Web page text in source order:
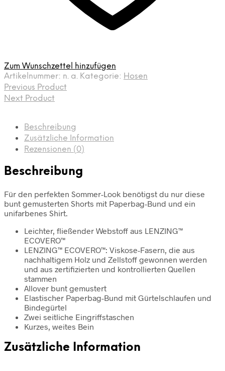
Zum Wunschzettel hinzufügen
Artikelnummer: n. a. Kategorie: Hosen
Previous Product
Next Product
Beschreibung
Zusätzliche Information
Rezensionen (0)
Beschreibung
Für den perfekten Sommer-Look benötigst du nur diese
bunt gemusterten Shorts mit Paperbag-Bund und ein
unifarbenes Shirt.
Leichter, fließender Webstoff aus LENZING™
ECOVERO™
LENZING™ ECOVERO™: Viskose-Fasern, die aus
nachhaltigem Holz und Zellstoff gewonnen werden
und aus zertifizierten und kontrollierten Quellen
stammen
Allover bunt gemustert
Elastischer Paperbag-Bund mit Gürtelschlaufen und
Bindegürtel
Zwei seitliche Eingriffstaschen
Kurzes, weites Bein
Zusätzliche Information